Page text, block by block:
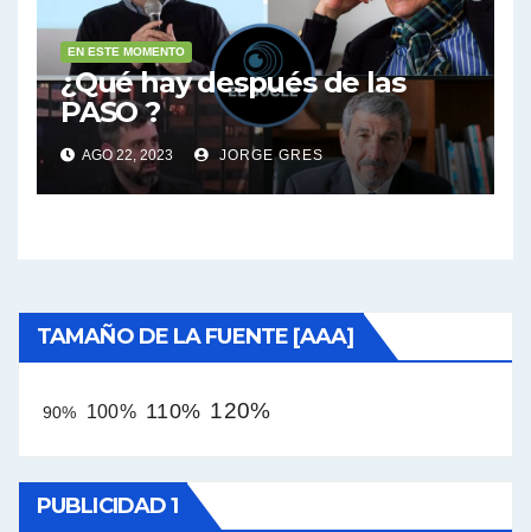
EN ESTE MOMENTO
¿Qué hay después de las
PASO ?
AGO 22, 2023 JORGE GRES
TAMAÑO DE LA FUENTE [AAA]
90% 100% 110% 120%
PUBLICIDAD 1